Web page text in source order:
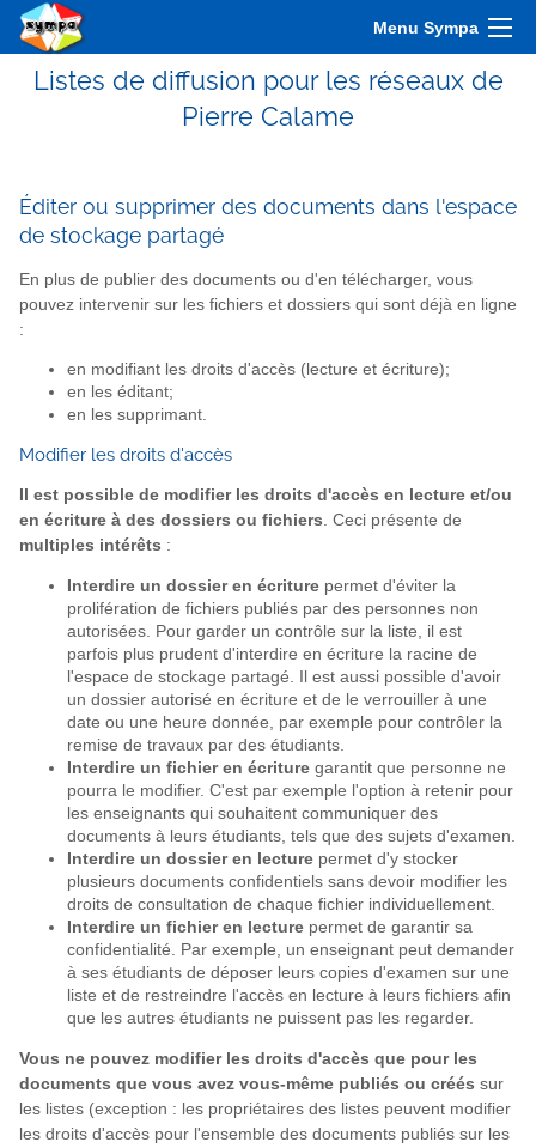
Menu Sympa
Listes de diffusion pour les réseaux de
Pierre Calame
Éditer ou supprimer des documents dans l'espace
de stockage partagé
En plus de publier des documents ou d'en télécharger, vous
pouvez intervenir sur les fichiers et dossiers qui sont déjà en ligne
:
en modifiant les droits d'accès (lecture et écriture);
en les éditant;
en les supprimant.
Modifier les droits d'accès
Il est possible de modifier les droits d'accès en lecture et/ou
en écriture à des dossiers ou fichiers. Ceci présente de
multiples intérêts :
Interdire un dossier en écriture permet d'éviter la
prolifération de fichiers publiés par des personnes non
autorisées. Pour garder un contrôle sur la liste, il est
parfois plus prudent d'interdire en écriture la racine de
l'espace de stockage partagé. Il est aussi possible d'avoir
un dossier autorisé en écriture et de le verrouiller à une
date ou une heure donnée, par exemple pour contrôler la
remise de travaux par des étudiants.
Interdire un fichier en écriture garantit que personne ne
pourra le modifier. C'est par exemple l'option à retenir pour
les enseignants qui souhaitent communiquer des
documents à leurs étudiants, tels que des sujets d'examen.
Interdire un dossier en lecture permet d'y stocker
plusieurs documents confidentiels sans devoir modifier les
droits de consultation de chaque fichier individuellement.
Interdire un fichier en lecture permet de garantir sa
confidentialité. Par exemple, un enseignant peut demander
à ses étudiants de déposer leurs copies d'examen sur une
liste et de restreindre l'accès en lecture à leurs fichiers afin
que les autres étudiants ne puissent pas les regarder.
Vous ne pouvez modifier les droits d'accès que pour les
documents que vous avez vous-même publiés ou créés sur
les listes (exception : les propriétaires des listes peuvent modifier
les droits d'accès pour l'ensemble des documents publiés sur les